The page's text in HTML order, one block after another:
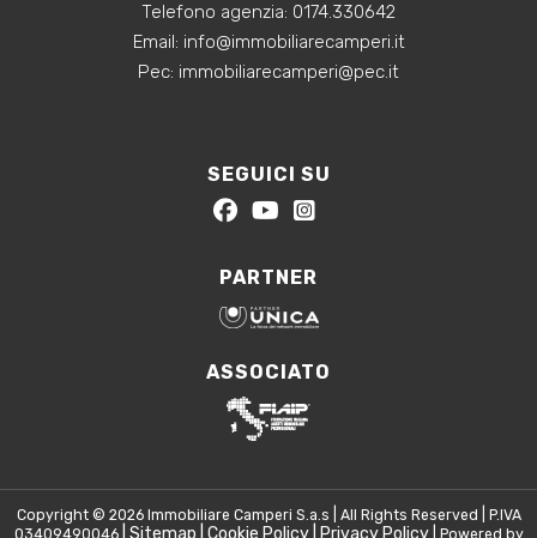
Telefono agenzia: 0174.330642
‍Email: info@immobiliarecamperi.it
‍Pec: immobiliarecamperi@pec.it
SEGUICI SU
PARTNER
ASSOCIATO
Copyright © 2026 Immobiliare Camperi S.a.s | All Rights Reserved | P.IVA
03409490046
Sitemap Cookie Policy Privacy Policy| Powered by